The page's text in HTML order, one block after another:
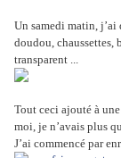
Un samedi matin,
doudou,
transparent ...
Tout ceci ajouté à
moi, je n’avais plus
J’ai commencé par